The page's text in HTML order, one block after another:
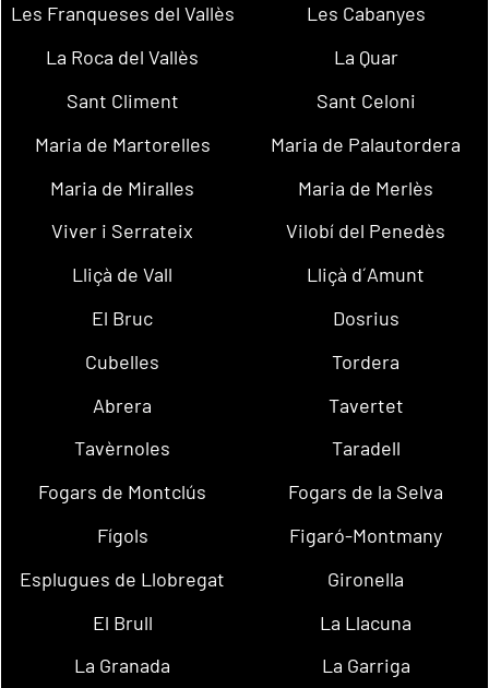
Les Franqueses del Vallès
Les Cabanyes
La Roca del Vallès
La Quar
Sant Climent
Sant Celoni
Maria de Martorelles
Maria de Palautordera
Maria de Miralles
Maria de Merlès
Viver i Serrateix
Vilobí del Penedès
Lliçà de Vall
Lliçà d´Amunt
El Bruc
Dosrius
Cubelles
Tordera
Abrera
Tavertet
Tavèrnoles
Taradell
Fogars de Montclús
Fogars de la Selva
Fígols
Figaró-Montmany
Esplugues de Llobregat
Gironella
El Brull
La Llacuna
La Granada
La Garriga